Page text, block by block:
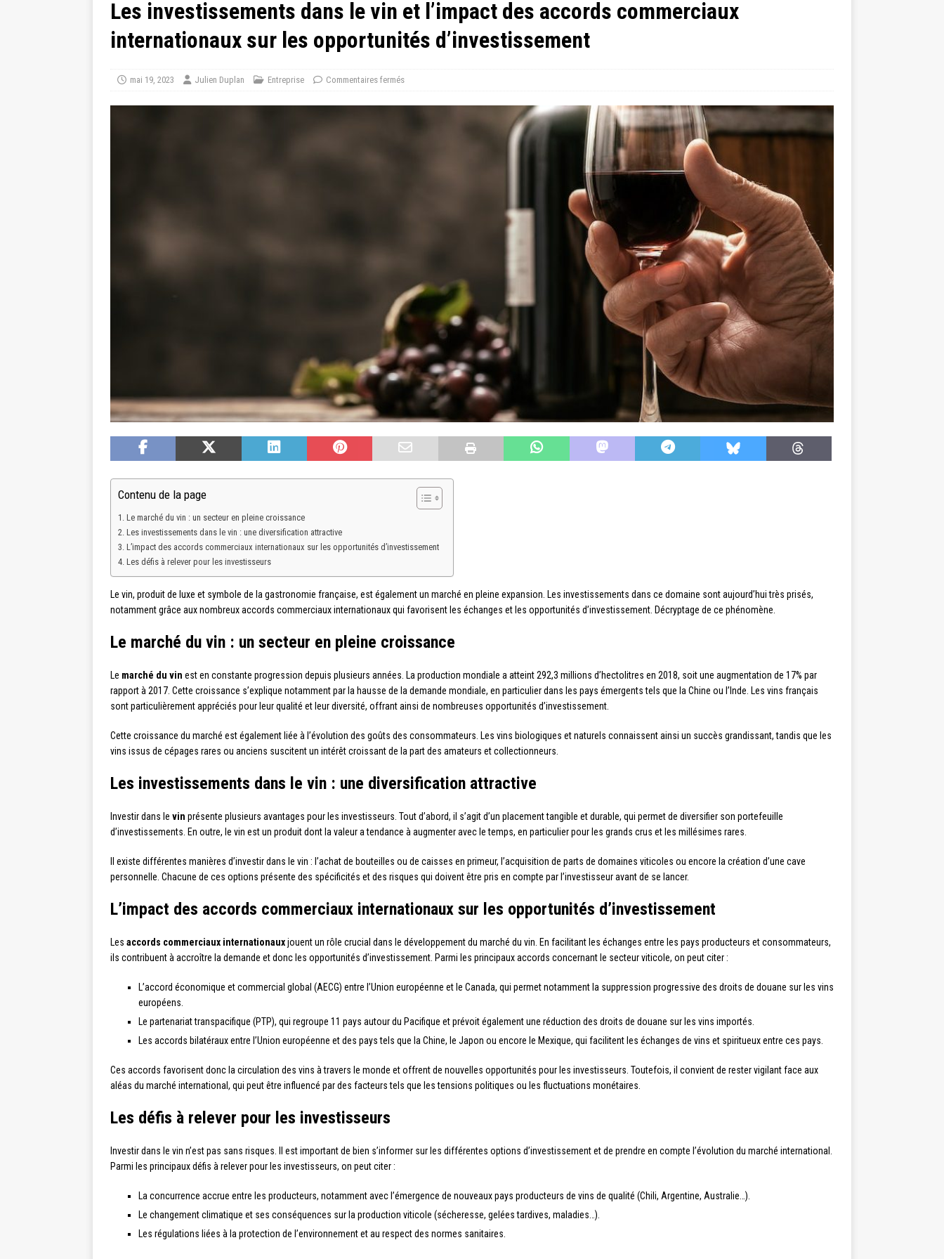
Les investissements dans le vin et l’impact des accords commerciaux
internationaux sur les opportunités d’investissement
mai 19, 2023 Julien Duplan Entreprise Commentaires fermés
Contenu de la page
Le marché du vin : un secteur en pleine croissance
Les investissements dans le vin : une diversification attractive
L’impact des accords commerciaux internationaux sur les opportunités d’investissement
Les défis à relever pour les investisseurs
Le vin, produit de luxe et symbole de la gastronomie française, est également un marché en pleine expansion. Les investissements dans ce domaine sont aujourd’hui très prisés,
notamment grâce aux nombreux accords commerciaux internationaux qui favorisent les échanges et les opportunités d’investissement. Décryptage de ce phénomène.
Le marché du vin : un secteur en pleine croissance
Le marché du vin est en constante progression depuis plusieurs années. La production mondiale a atteint 292,3 millions d’hectolitres en 2018, soit une augmentation de 17% par
rapport à 2017. Cette croissance s’explique notamment par la hausse de la demande mondiale, en particulier dans les pays émergents tels que la Chine ou l’Inde. Les vins français
sont particulièrement appréciés pour leur qualité et leur diversité, offrant ainsi de nombreuses opportunités d’investissement.
Cette croissance du marché est également liée à l’évolution des goûts des consommateurs. Les vins biologiques et naturels connaissent ainsi un succès grandissant, tandis que les
vins issus de cépages rares ou anciens suscitent un intérêt croissant de la part des amateurs et collectionneurs.
Les investissements dans le vin : une diversification attractive
Investir dans le vin présente plusieurs avantages pour les investisseurs. Tout d’abord, il s’agit d’un placement tangible et durable, qui permet de diversifier son portefeuille
d’investissements. En outre, le vin est un produit dont la valeur a tendance à augmenter avec le temps, en particulier pour les grands crus et les millésimes rares.
Il existe différentes manières d’investir dans le vin : l’achat de bouteilles ou de caisses en primeur, l’acquisition de parts de domaines viticoles ou encore la création d’une cave
personnelle. Chacune de ces options présente des spécificités et des risques qui doivent être pris en compte par l’investisseur avant de se lancer.
L’impact des accords commerciaux internationaux sur les opportunités d’investissement
Les accords commerciaux internationauxjouent un rôle crucial dans le développement du marché du vin. En facilitant les échanges entre les pays producteurs et consommateurs,
ils contribuent à accroître la demande et donc les opportunités d’investissement. Parmi les principaux accords concernant le secteur viticole, on peut citer :
L’accord économique et commercial global (AECG) entre l’Union européenne et le Canada, qui permet notamment la suppression progressive des droits de douane sur les vins
européens.
Le partenariat transpacifique (PTP), qui regroupe 11 pays autour du Pacifique et prévoit également une réduction des droits de douane sur les vins importés.
Les accords bilatéraux entre l’Union européenne et des pays tels que la Chine, le Japon ou encore le Mexique, qui facilitent les échanges de vins et spiritueux entre ces pays.
Ces accords favorisent donc la circulation des vins à travers le monde et offrent de nouvelles opportunités pour les investisseurs. Toutefois, il convient de rester vigilant face aux
aléas du marché international, qui peut être influencé par des facteurs tels que les tensions politiques ou les fluctuations monétaires.
Les défis à relever pour les investisseurs
Investir dans le vin n’est pas sans risques. Il est important de bien s’informer sur les différentes options d’investissement et de prendre en compte l’évolution du marché international.
Parmi les principaux défis à relever pour les investisseurs, on peut citer :
La concurrence accrue entre les producteurs, notamment avec l’émergence de nouveaux pays producteurs de vins de qualité (Chili, Argentine, Australie…).
Le changement climatique et ses conséquences sur la production viticole (sécheresse, gelées tardives, maladies…).
Les régulations liées à la protection de l’environnement et au respect des normes sanitaires.